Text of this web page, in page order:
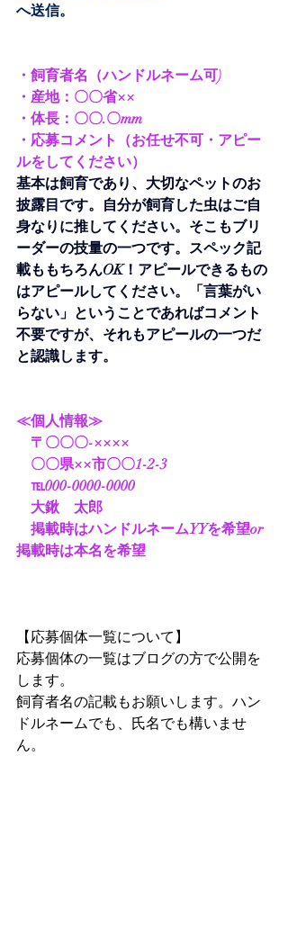
へ送信。
・飼育者名（ハンドルネーム可)
・産地：〇〇省××
・体長：〇〇.〇mm
・応募コメント（お任せ不可・アピー
ルをしてください）
基本は飼育であり、大切なペットのお
披露目です。自分が飼育した虫はご自
身なりに推してください。そこもブリ
ーダーの技量の一つです。スペック記
載ももちろんOK！アピールできるもの
はアピールしてください。「言葉がい
らない」ということであればコメント
不要ですが、それもアピールの一つだ
と認識します。
≪個人情報≫
〒〇〇〇-××××
〇〇県××市〇〇1-2-3
℡000-0000-0000
大鍬　太郎
掲載時はハンドルネームYYを希望or
掲載時は本名を希望
【応募個体一覧について】
応募個体の一覧はブログの方で公開を
します。
飼育者名の記載もお願いします。ハン
ドルネームでも、氏名でも構いませ
ん。